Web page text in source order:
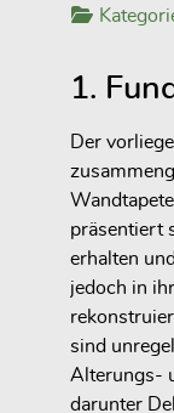
1.
Der
präsentiert
erhalten
jedoch in
sind
Alterungs-
darunter